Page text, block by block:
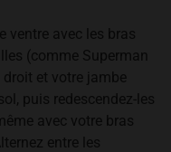
ventre avec les bras
(comme Superman
et votre jambe
puis redescendez-les
avec votre bras
entre les